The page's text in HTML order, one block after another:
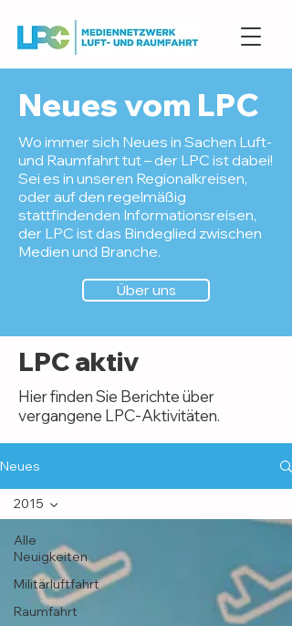
Neues vom LPC
Wo immer sich Neues in Sachen Luft-
und Raumfahrt tut – der LPC ist dabei!
Sei es in unseren Regionalkreisen,
oder auf den regelmäßig
stattfindenden Informationsreisen,
der LPC ist das Bindeglied zwischen
Medien und Branche.
Über uns
LPC aktiv
Hier finden Sie Berichte über
vergangene LPC-Aktivitäten.
Neues
Alle
Neuigkeiten
Militärluftfahrt
Raumfahrt
2015